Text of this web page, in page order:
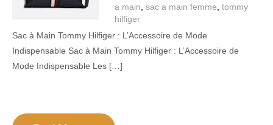
a main sac a main femme tommy
hilfiger
Sac à Main Tommy Hilfiger : L’Accessoire de Mode
Indispensable Sac à Main Tommy Hilfiger : L’Accessoire de
Mode Indispensable Les […]